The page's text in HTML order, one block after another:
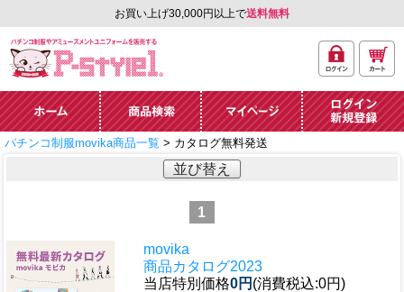
お買い上げ30,000円以上で送料無料
ーズメントユニフォー
ム通販「P-style 1」.
イン
ト
ホーム 商品検索 マイページ
パチンコ制服movika商品一覧 > カタログ無料発送
並び替え
1
movika
商品カタログ2023
当店特別価格0円 (消費税込:0円)